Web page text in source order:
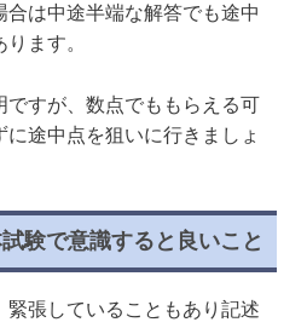
は中途半端な解答でも途中
ます。
ですが、数点でももらえる可
途中点を狙いに行きましょ
験で意識すると良いこと
張していることもあり記述